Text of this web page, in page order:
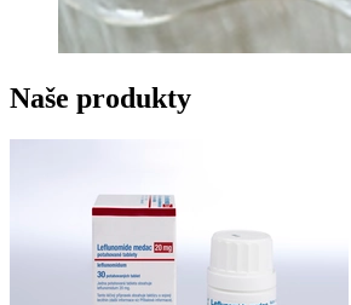
Naše produkty